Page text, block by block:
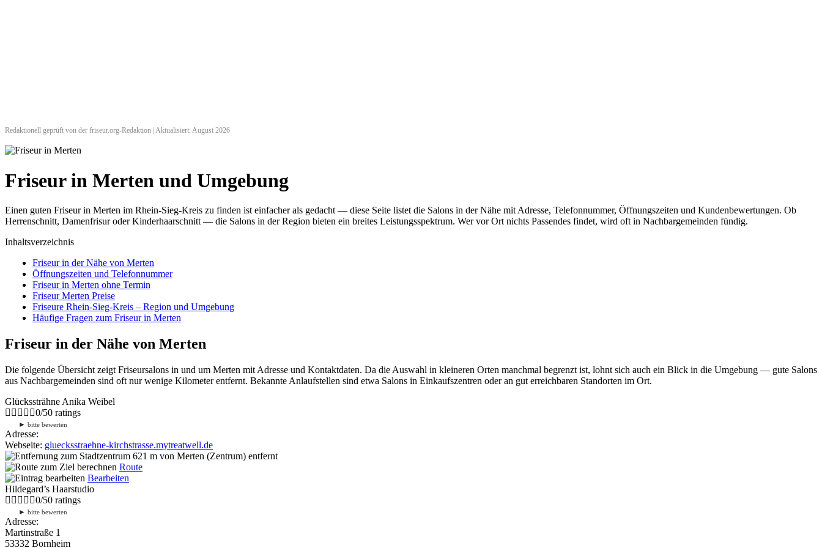
Redaktionell geprüft von der friseur.org-Redaktion | Aktualisiert: August 2026
Friseur in Merten und Umgebung
Einen guten Friseur in Merten im Rhein-Sieg-Kreis zu finden ist einfacher als gedacht — diese Seite listet die Salons in der Nähe mit Adresse, Telefonnummer, Öffnungszeiten und Kundenbewertungen. Ob
Herrenschnitt, Damenfrisur oder Kinderhaarschnitt — die Salons in der Region bieten ein breites Leistungsspektrum. Wer vor Ort nichts Passendes findet, wird oft in Nachbargemeinden fündig.
Inhaltsverzeichnis
Friseur in der Nähe von Merten
Öffnungszeiten und Telefonnummer
Friseur in Merten ohne Termin
Friseur Merten Preise
Friseure Rhein-Sieg-Kreis – Region und Umgebung
Häufige Fragen zum Friseur in Merten
Friseur in der Nähe von Merten
Die folgende Übersicht zeigt Friseursalons in und um Merten mit Adresse und Kontaktdaten. Da die Auswahl in kleineren Orten manchmal begrenzt ist, lohnt sich auch ein Blick in die Umgebung — gute Salons
aus Nachbargemeinden sind oft nur wenige Kilometer entfernt. Bekannte Anlaufstellen sind etwa Salons in Einkaufszentren oder an gut erreichbaren Standorten im Ort.
Glückssträhne Anika Weibel
0/50 ratings
► bitte bewerten
Adresse:
Webseite: gluecksstraehne-kirchstrasse.mytreatwell.de
621 m von Merten (Zentrum) entfernt
Route
Bearbeiten
Hildegard’s Haarstudio
0/50 ratings
► bitte bewerten
Adresse:
Martinstraße 1
53332 Bornheim